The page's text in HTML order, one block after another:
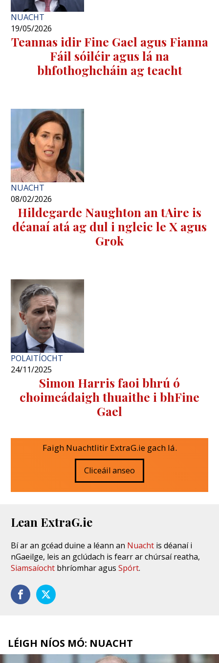
NUACHT
19/05/2026
Teannas idir Fine Gael agus Fianna
Fáil sóiléir agus lá na
bhfothoghcháin ag teacht
NUACHT
08/02/2026
Hildegarde Naughton an tAire is
déanaí atá ag dul i ngleic le X agus
Grok
POLAITÍOCHT
24/11/2025
Simon Harris faoi ​​bhrú ó
choimeádaigh thuaithe i bhFine
Gael
Faigh Nuachtlitir ExtraG.ie gach lá.
Cliceáil anseo
Lean ExtraG.ie
Bí ar an gcéad duine a léann an Nuacht is déanaí i
nGaeilge, leis an gclúdach is fearr ar chúrsaí reatha,
Siamsaíocht bhríomhar agusSpórt.
LÉIGH NÍOS MÓ: NUACHT